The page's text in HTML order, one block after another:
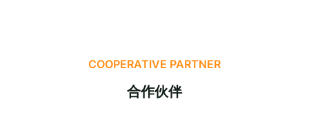
COOPERATIVE PARTNER
合作伙伴